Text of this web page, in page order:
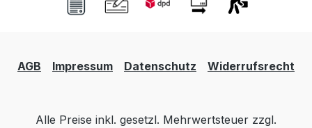
AGB Impressum Datenschutz Widerrufsrecht
Alle Preise inkl. gesetzl. Mehrwertsteuer zzgl.